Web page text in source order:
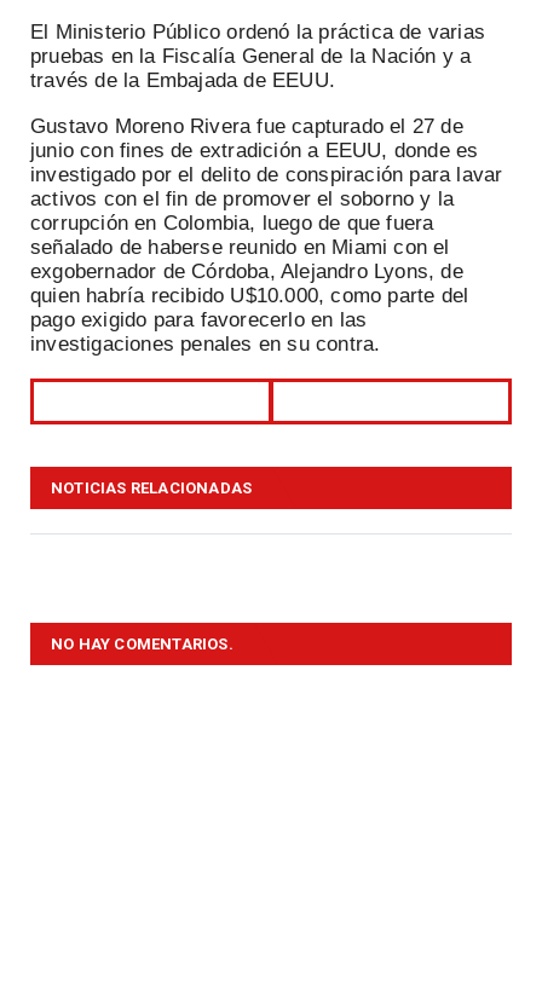
El Ministerio Público ordenó la práctica de varias
pruebas en la Fiscalía General de la Nación y a
través de la Embajada de EEUU.
Gustavo Moreno Rivera fue capturado el 27 de
junio con fines de extradición a EEUU, donde es
investigado por el delito de conspiración para lavar
activos con el fin de promover el soborno y la
corrupción en Colombia, luego de que fuera
señalado de haberse reunido en Miami con el
exgobernador de Córdoba, Alejandro Lyons, de
quien habría recibido U$10.000, como parte del
pago exigido para favorecerlo en las
investigaciones penales en su contra.
NOTICIAS RELACIONADAS
NO HAY COMENTARIOS.